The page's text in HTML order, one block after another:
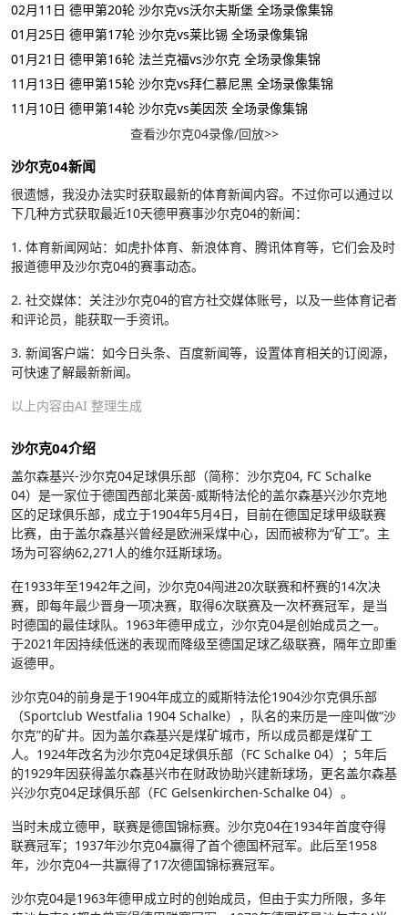
02月11日 德甲第20轮 沙尔克vs沃尔夫斯堡 全场录像集锦
01月25日 德甲第17轮 沙尔克vs莱比锡 全场录像集锦
01月21日 德甲第16轮 法兰克福vs沙尔克 全场录像集锦
11月13日 德甲第15轮 沙尔克vs拜仁慕尼黑 全场录像集锦
11月10日 德甲第14轮 沙尔克vs美因茨 全场录像集锦
查看沙尔克04录像/回放>>
沙尔克04新闻
很遗憾，我没办法实时获取最新的体育新闻内容。不过你可以通过以
下几种方式获取最近10天德甲赛事沙尔克04的新闻：
1. 体育新闻网站：如虎扑体育、新浪体育、腾讯体育等，它们会及时
报道德甲及沙尔克04的赛事动态。
2. 社交媒体：关注沙尔克04的官方社交媒体账号，以及一些体育记者
和评论员，能获取一手资讯。
3. 新闻客户端：如今日头条、百度新闻等，设置体育相关的订阅源，
可快速了解最新新闻。
以上内容由AI 整理生成
沙尔克04介绍
盖尔森基兴-沙尔克04足球俱乐部（简称：沙尔克04, FC Schalke
04）是一家位于德国西部北莱茵-威斯特法伦的盖尔森基兴沙尔克地
区的足球俱乐部，成立于1904年5月4日，目前在德国足球甲级联赛
比赛，由于盖尔森基兴曾经是欧洲采煤中心，因而被称为“矿工”。主
场为可容纳62,271人的维尔廷斯球场。
在1933年至1942年之间，沙尔克04闯进20次联赛和杯赛的14次决
赛，即每年最少晋身一项决赛，取得6次联赛及一次杯赛冠军，是当
时德国的最佳球队。1963年德甲成立，沙尔克04是创始成员之一。
于2021年因持续低迷的表现而降级至德国足球乙级联赛，隔年立即重
返德甲。
沙尔克04的前身是于1904年成立的威斯特法伦1904沙尔克俱乐部
（Sportclub Westfalia 1904 Schalke），队名的来历是一座叫做“沙
尔克”的矿井。因为盖尔森基兴是煤矿城市，所以成员都是煤矿工
人。1924年改名为沙尔克04足球俱乐部（FC Schalke 04）；5年后
的1929年因获得盖尔森基兴市在财政协助兴建新球场，更名盖尔森基
兴沙尔克04足球俱乐部（FC Gelsenkirchen-Schalke 04）。
当时未成立德甲，联赛是德国锦标赛。沙尔克04在1934年首度夺得
联赛冠军；1937年沙尔克04赢得了首个德国杯冠军。此后至1958
年，沙尔克04一共赢得了17次德国锦标赛冠军。
沙尔克04是1963年德甲成立时的创始成员，但由于实力所限，多年